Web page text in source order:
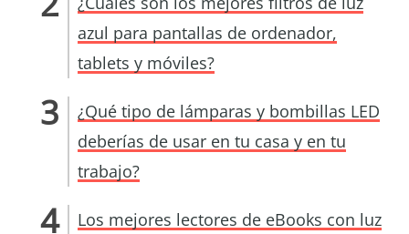
azul para pantallas de ordenador,
tablets y móviles?
¿Qué tipo de lámparas y bombillas LED
deberías de usar en tu casa y en tu
trabajo?
Los mejores lectores de eBooks con luz